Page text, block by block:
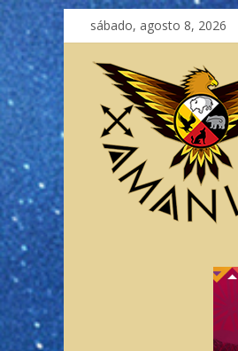
sábado, agosto 8, 2026